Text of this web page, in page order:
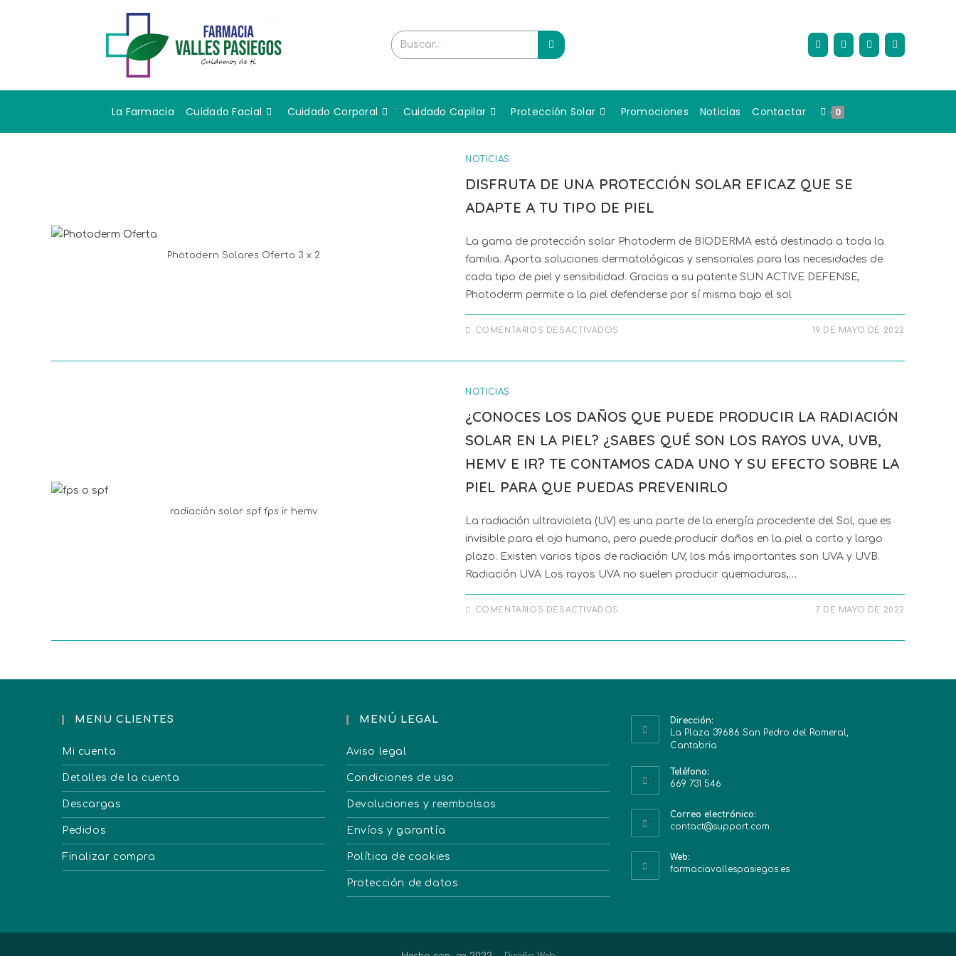
Buscar...
La Farmacia Cuidado Facial Cuidado Corporal Cuidado Capilar Protección Solar Promociones Noticias Contactar 0
Photodern Solares Oferta 3 x 2
NOTICIAS
DISFRUTA DE UNA PROTECCIÓN SOLAR EFICAZ QUE SE
ADAPTE A TU TIPO DE PIEL
La gama de protección solar Photoderm de BIODERMA está destinada a toda la
familia. Aporta soluciones dermatológicas y sensoriales para las necesidades de
cada tipo de piel y sensibilidad. Gracias a su patente SUN ACTIVE DEFENSE,
Photoderm permite a la piel defenderse por sí misma bajo el sol
COMENTARIOS DESACTIVADOS 19 DE MAYO DE 2022
radiación solar spf fps ir hemv
NOTICIAS
¿CONOCES LOS DAÑOS QUE PUEDE PRODUCIR LA RADIACIÓN
SOLAR EN LA PIEL? ¿SABES QUÉ SON LOS RAYOS UVA, UVB,
HEMV E IR? TE CONTAMOS CADA UNO Y SU EFECTO SOBRE LA
PIEL PARA QUE PUEDAS PREVENIRLO
La radiación ultravioleta (UV) es una parte de la energía procedente del Sol, que es
invisible para el ojo humano, pero puede producir daños en la piel a corto y largo
plazo. Existen varios tipos de radiación UV, los más importantes son UVA y UVB.
Radiación UVA Los rayos UVA no suelen producir quemaduras,…
COMENTARIOS DESACTIVADOS 7 DE MAYO DE 2022
MENU CLIENTES
Mi cuenta
Detalles de la cuenta
Descargas
Pedidos
Finalizar compra
MENÚ LEGAL
Aviso legal
Condiciones de uso
Devoluciones y reembolsos
Envíos y garantía
Política de cookies
Protección de datos
Dirección:
La Plaza 39686 San Pedro del Romeral,
Cantabria
Teléfono:
669 731 546
Correo electrónico:
contact@support.com
Web:
farmaciavallespasiegos.es